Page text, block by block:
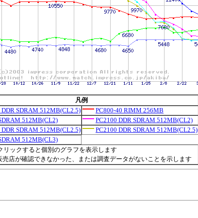
凡例
DDR SDRAM 512MB(CL2.5)
PC800-40 RIMM 256MB
512MB(CL2)
PC2100 DDR SDRAM 512MB(CL2)
DDR SDRAM 512MB(CL2.5)
PC2100 DDR SDRAM 512MB(CL2.5)
512MB(CL3)
リックすると個別のグラフを表示します
店が確認できなかった、または調査データがないことを示します